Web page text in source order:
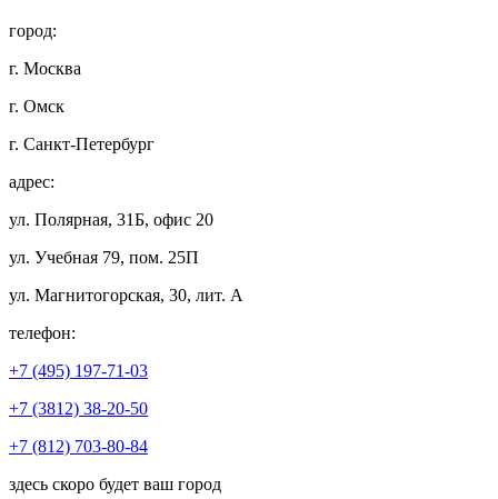
город:
г. Москва
г. Омск
г. Санкт-Петербург
адрес:
ул. Полярная, 31Б, офис 20
ул. Учебная 79, пом. 25П
ул. Магнитогорская, 30, лит. А
телефон:
+7 (495) 197-71-03
+7 (3812) 38-20-50
+7 (812) 703-80-84
здесь скоро будет ваш город